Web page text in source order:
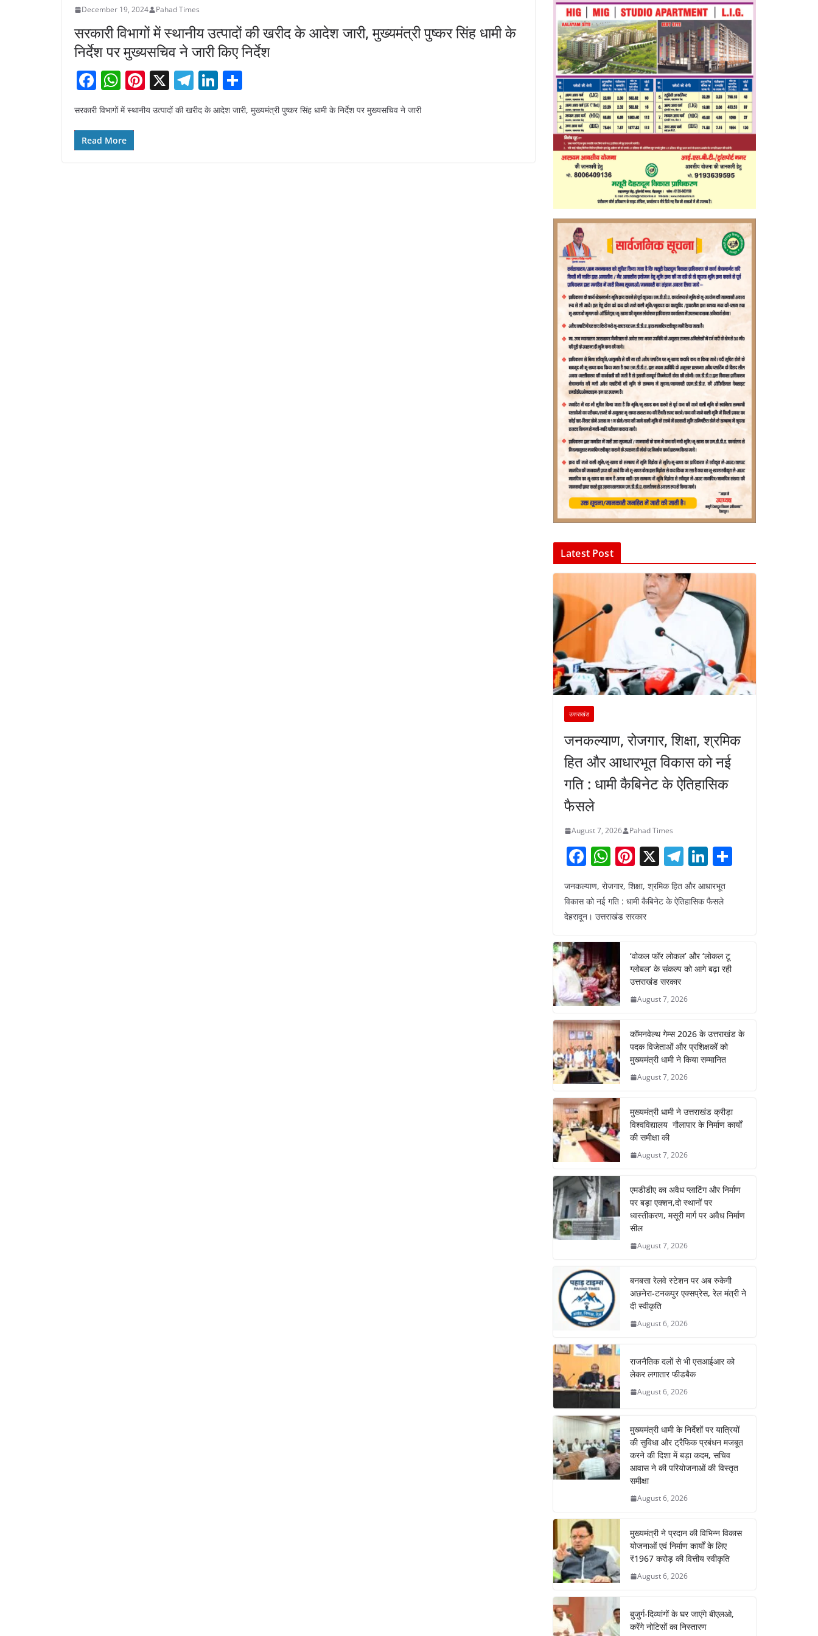
December 19, 2024 Pahad Times
सरकारी विभागों में स्थानीय उत्पादों की खरीद के आदेश जारी, मुख्यमंत्री पुष्कर सिंह धामी के
निर्देश पर मुख्यसचिव ने जारी किए निर्देश
F
a
c
e
b
W
h
at
s
A
Pi
er
X T
el
e
Li
n
k
h
ar
सरकारी विभागों में स्थानीय उत्पादों की खरीद के आदेश जारी, मुख्यमंत्री पुष्कर सिंह धामी के निर्देश पर मुख्यसचिव ने जारी
Read More
Latest Post
उत्तराखंड
जनकल्याण, रोजगार, शिक्षा, श्रमिक
हित और आधारभूत विकास को नई
गति : धामी कैबिनेट के ऐतिहासिक
फैसले
August 7, 2026 Pahad Times
F
c
e
o
o
k
W
at
s
p
Pi
er
e
X T
el
e
m
Li
k
n
जनकल्याण, रोजगार, शिक्षा, श्रमिक हित और आधारभूत
विकास को नई गति : धामी कैबिनेट के ऐतिहासिक फैसले
देहरादून। उत्तराखंड सरकार
‘वोकल फॉर लोकल’ और ‘लोकल टू
ग्लोबल’ के संकल्प को आगे बढ़ा रही
उत्तराखंड सरकार
August 7, 2026
कॉमनवेल्थ गेम्स 2026 के उत्तराखंड के
पदक विजेताओं और प्रशिक्षकों को
मुख्यमंत्री धामी ने किया सम्मानित
August 7, 2026
मुख्यमंत्री धामी ने उत्तराखंड क्रीड़ा
विश्वविद्यालय गौलापार के निर्माण कार्यों
की समीक्षा की
August 7, 2026
एमडीडीए का अवैध प्लाटिंग और निर्माण
पर बड़ा एक्शन,दो स्थानों पर
ध्वस्तीकरण, मसूरी मार्ग पर अवैध निर्माण
सील
August 7, 2026
बनबसा रेलवे स्टेशन पर अब रुकेगी
अछनेरा-टनकपुर एक्सप्रेस, रेल मंत्री ने
दी स्वीकृति
August 6, 2026
राजनैतिक दलों से भी एसआईआर को
लेकर लगातार फीडबैक
August 6, 2026
मुख्यमंत्री धामी के निर्देशों पर यात्रियों
की सुविधा और ट्रैफिक प्रबंधन मजबूत
करने की दिशा में बड़ा कदम, सचिव
आवास ने की परियोजनाओं की विस्तृत
समीक्षा
August 6, 2026
मुख्यमंत्री ने प्रदान की विभिन्न विकास
योजनाओं एवं निर्माण कार्यों के लिए
₹1967 करोड़ की वित्तीय स्वीकृति
August 6, 2026
बुजुर्ग-दिव्यांगों के घर जाएंगे बीएलओ,
करेंगे नोटिसों का निस्तारण